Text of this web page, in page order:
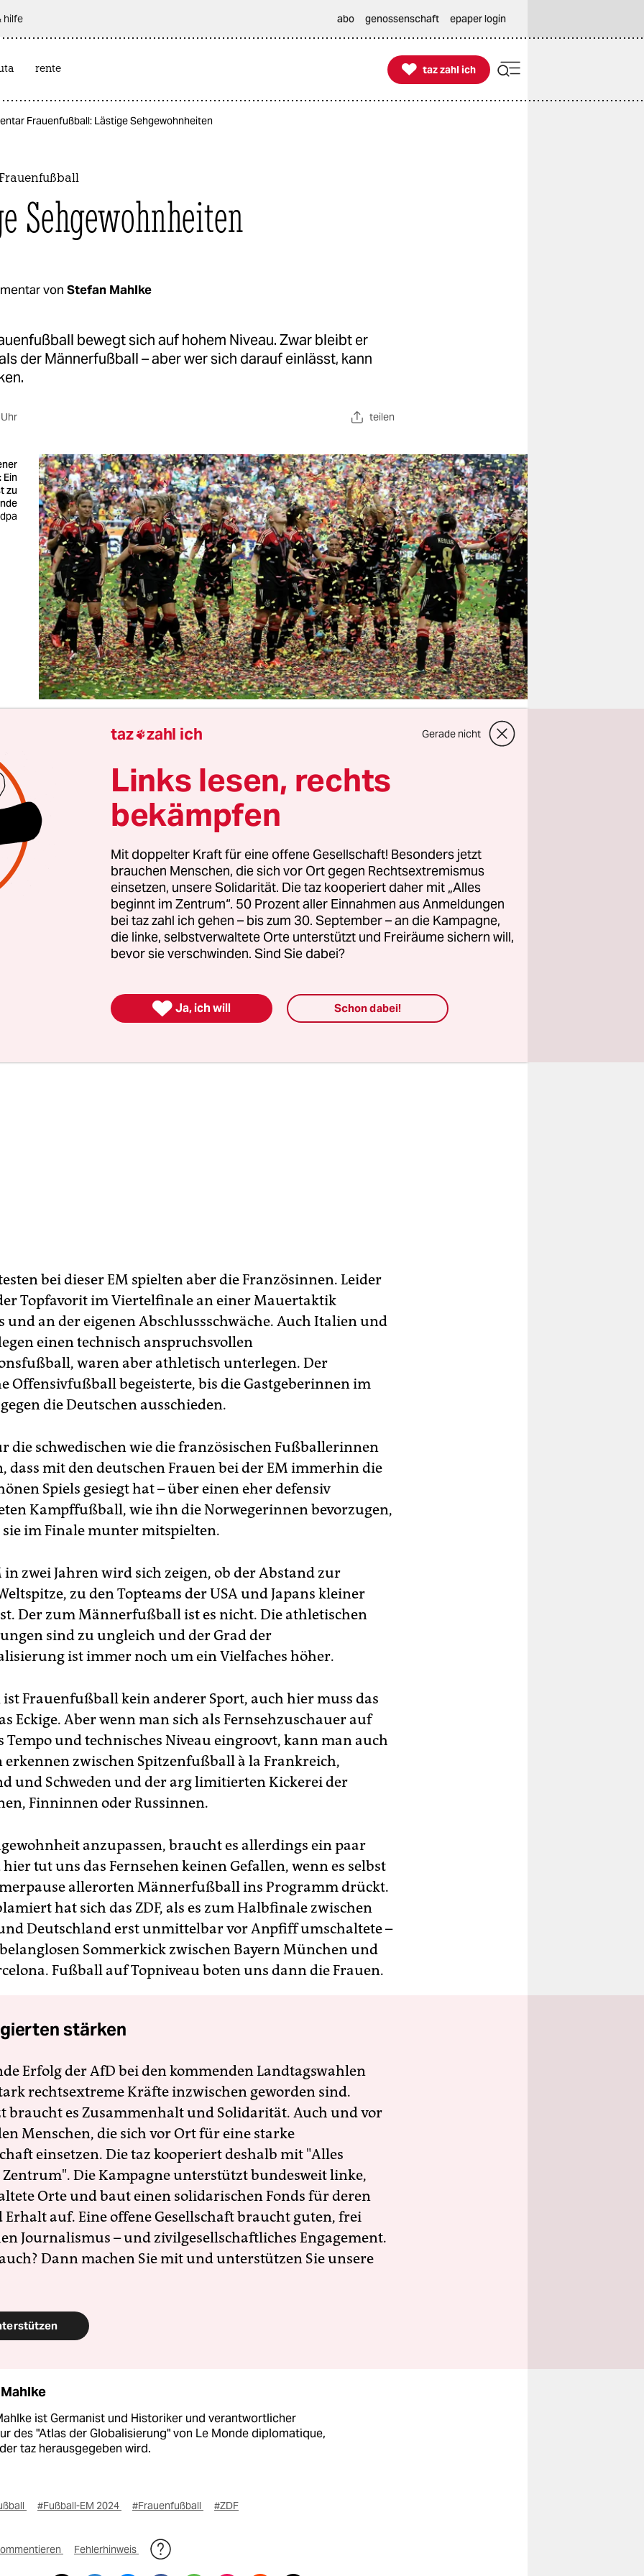
hilfe abo genossenschaft epaper login
rente 
taz zahl ich
taz zahl ich
Frauenfußball: Lästige Sehgewohnheiten
Sehgewohnheiten
von Stefan Mahlke
bewegt sich auf hohem Niveau. Zwar bleibt er
der Männerfußball – aber wer sich darauf einlässt, kann
teilen
Ein
zu
für eine Mannschaft! Gerannt, gekämpft, zwei Elfmeter
ein Kontertor geschossen: Die Frauen der
Fußballnationalmannschaft haben die
gewonnen. Und sie haben schönen
rechtzeitig im Halbfinale und im Endspiel.
Joachim Löw den Männern hat Silvia Neid ihren Frauen
des offensiven Spiels vermittelt. Ganz auf der Höhe
die DFB-Kickerinnen durch frühes Attackieren
Ball zu kommen und mit präzisem, direktem Passspiel
bei dieser EM spielten aber die Französinnen. Leider
Topfavorit im Viertelfinale an einer Mauertaktik
und an der eigenen Abschlussschwäche. Auch Italien und
einen technisch anspruchsvollen
waren aber athletisch unterlegen. Der
Offensivfußball begeisterte, bis die Gastgeberinnen im
die Deutschen ausschieden.
die schwedischen wie die französischen Fußballerinnen
dass mit den deutschen Frauen bei der EM immerhin die
Spiels gesiegt hat – über einen eher defensiv
Kampffußball, wie ihn die Norwegerinnen bevorzugen,
im Finale munter mitspielten.
in zwei Jahren wird sich zeigen, ob der Abstand zur
zu den Topteams der USA und Japans kleiner
Der zum Männerfußball ist es nicht. Die athletischen
sind zu ungleich und der Grad der
ist immer noch um ein Vielfaches höher.
Frauenfußball kein anderer Sport, auch hier muss das
Eckige. Aber wenn man sich als Fernsehzuschauer auf
Tempo und technisches Niveau eingroovt, kann man auch
erkennen zwischen Spitzenfußball à la Frankreich,
und Schweden und der arg limitierten Kickerei der
Finninnen oder Russinnen.
anzupassen, braucht es allerdings ein paar
hier tut uns das Fernsehen keinen Gefallen, wenn es selbst
allerorten Männerfußball ins Programm drückt.
hat sich das ZDF, als es zum Halbfinale zwischen
Deutschland erst unmittelbar vor Anpfiff umschaltete –
Sommerkick zwischen Bayern München und
Fußball auf Topniveau boten uns dann die Frauen.
stärken
Erfolg der AfD bei den kommenden Landtagswahlen
rechtsextreme Kräfte inzwischen geworden sind.
braucht es Zusammenhalt und Solidarität. Auch und vor
Menschen, die sich vor Ort für eine starke
einsetzen. Die taz kooperiert deshalb mit "Alles
Die Kampagne unterstützt bundesweit linke,
Orte und baut einen solidarischen Fonds für deren
Erhalt auf. Eine offene Gesellschaft braucht guten, frei
Journalismus – und zivilgesellschaftliches Engagement.
Dann machen Sie mit und unterstützen Sie unsere
ist Germanist und Historiker und verantwortlicher
des "Atlas der Globalisierung" von Le Monde diplomatique,
taz herausgegeben wird.
#Fußball-EM 2024 #Frauenfußball #ZDF
Fehlerhinweis
taz zahl ich Gerade nicht
Links lesen, rechts
bekämpfen
Mit doppelter Kraft für eine offene Gesellschaft! Besonders jetzt
brauchen Menschen, die sich vor Ort gegen Rechtsextremismus
einsetzen, unsere Solidarität. Die taz kooperiert daher mit „Alles
beginnt im Zentrum“. 50 Prozent aller Einnahmen aus Anmeldungen
bei taz zahl ich gehen – bis zum 30. September – an die Kampagne,
die linke, selbstverwaltete Orte unterstützt und Freiräume sichern will,
bevor sie verschwinden. Sind Sie dabei?
 Ja, ich will Schon dabei!